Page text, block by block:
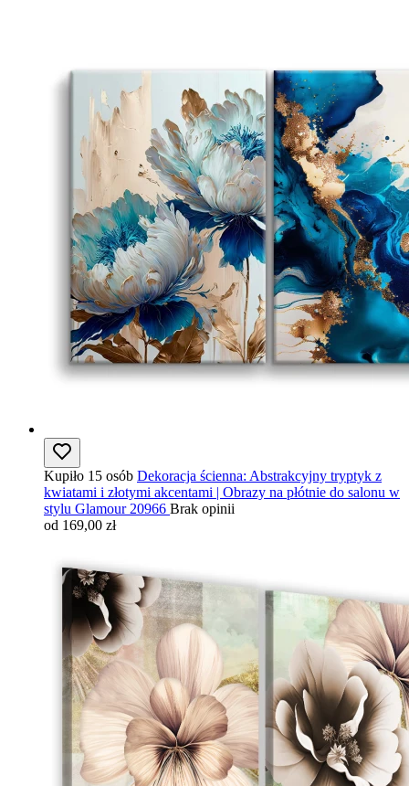
Kupiło 15 osób Dekoracja ścienna: Abstrakcyjny tryptyk z
kwiatami i złotymi akcentami | Obrazy na płótnie do salonu w
stylu Glamour 20966 Brak opinii
od 169,00 zł